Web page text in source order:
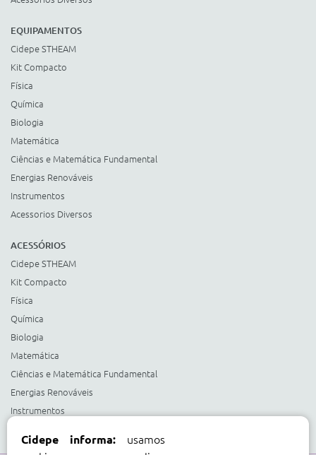
EQUIPAMENTOS
Cidepe STHEAM
Kit Compacto
Física
Química
Biologia
Matemática
Ciências e Matemática Fundamental
Energias Renováveis
Instrumentos
Acessorios Diversos
ACESSÓRIOS
Cidepe STHEAM
Kit Compacto
Física
Química
Biologia
Matemática
Ciências e Matemática Fundamental
Energias Renováveis
Instrumentos
Cidepe informa: usamos